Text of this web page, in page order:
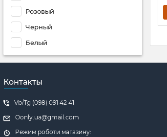
Розовый
Черный
Белый
Контакты
Vb/Tg (098) 091 42 41
Oonly.ua@gmail.com
Режим роботи магазину: